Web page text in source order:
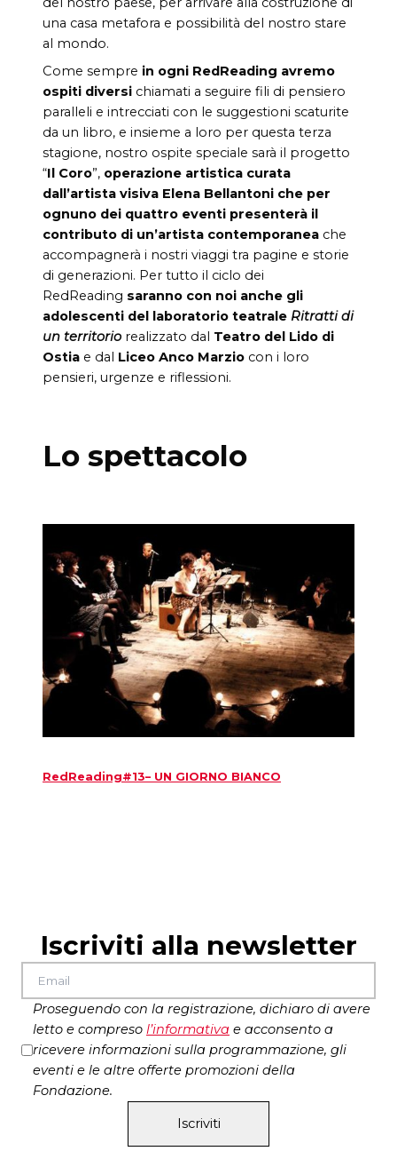
una casa metafora e possibilità del nostro stare
al mondo.
Come sempre in ogni RedReading avremo
ospiti diversi chiamati a seguire fili di pensiero
paralleli e intrecciati con le suggestioni scaturite
da un libro, e insieme a loro per questa terza
stagione, nostro ospite speciale sarà il progetto
“Il Coro”, operazione artistica curata
dall’artista visiva Elena Bellantoni che per
ognuno dei quattro eventi presenterà il
contributo di un’artista contemporanea che
accompagnerà i nostri viaggi tra pagine e storie
di generazioni. Per tutto il ciclo dei
RedReading saranno con noi anche gli
adolescenti del laboratorio teatrale Ritratti di
un territorio realizzato dal Teatro del Lido di
Ostia e dal Liceo Anco Marzio con i loro
pensieri, urgenze e riflessioni.
Lo spettacolo
RedReading#13– UN GIORNO BIANCO
Iscriviti alla newsletter
Proseguendo con la registrazione, dichiaro di avere
letto e compreso l’informativa e acconsento a
ricevere informazioni sulla programmazione, gli
eventi e le altre offerte promozioni della
Fondazione.
Iscriviti